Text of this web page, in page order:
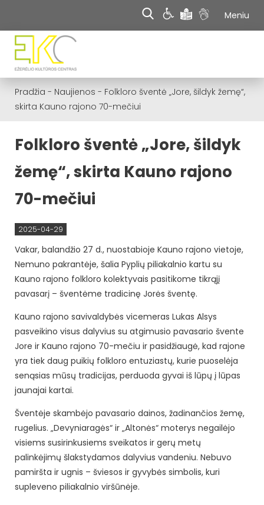
Meniu
Pradžia - Naujienos - Folkloro šventė „Jore, šildyk žemę“,
skirta Kauno rajono 70-mečiui
Folkloro šventė „Jore, šildyk
žemę“, skirta Kauno rajono
70-mečiui
2025-04-29
Vakar, balandžio 27 d., nuostabioje Kauno rajono vietoje,
Nemuno pakrantėje, šalia Pyplių piliakalnio kartu su
Kauno rajono folkloro kolektyvais pasitikome tikrąjį
pavasarį – šventėme tradicinę Jorės šventę.
Kauno rajono savivaldybės vicemeras Lukas Alsys
pasveikino visus dalyvius su atgimusio pavasario švente
Jore ir Kauno rajono 70-mečiu ir pasidžiaugė, kad rajone
yra tiek daug puikių folkloro entuziastų, kurie puoselėja
senąsias mūsų tradicijas, perduoda gyvai iš lūpų į lūpas
jaunajai kartai.
Šventėje skambėjo pavasario dainos, žadinančios žemę,
rugelius. „Devyniaragės“ ir „Altonės“ moterys negailėjo
visiems susirinkusiems sveikatos ir gerų metų
palinkėjimų šlakstydamos dalyvius vandeniu. Nebuvo
pamiršta ir ugnis – šviesos ir gyvybės simbolis, kuri
supleveno piliakalnio viršūnėje.